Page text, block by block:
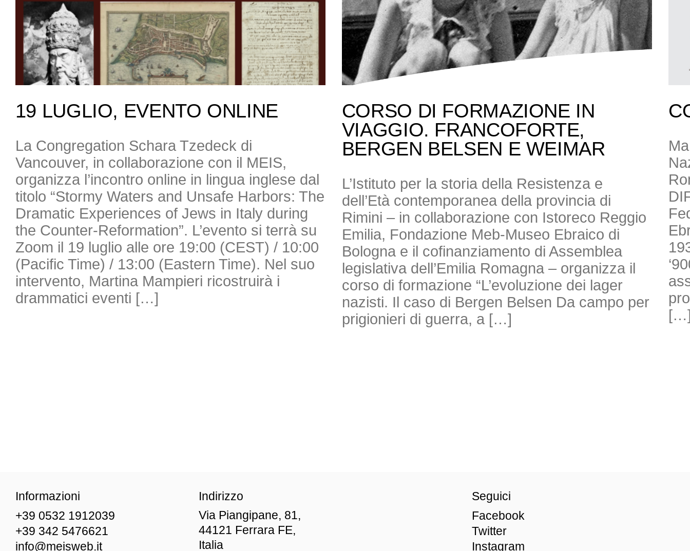
19 LUGLIO, EVENTO ONLINE
La Congregation Schara Tzedeck di
Vancouver, in collaborazione con il MEIS,
organizza l’incontro online in lingua inglese dal
titolo “Stormy Waters and Unsafe Harbors: The
Dramatic Experiences of Jews in Italy during
the Counter-Reformation”. L’evento si terrà su
Zoom il 19 luglio alle ore 19:00 (CEST) / 10:00
(Pacific Time) / 13:00 (Eastern Time). Nel suo
intervento, Martina Mampieri ricostruirà i
drammatici eventi […]
CORSO DI FORMAZIONE IN
VIAGGIO. FRANCOFORTE,
BERGEN BELSEN E WEIMAR
L’Istituto per la storia della Resistenza e
dell’Età contemporanea della provincia di
Rimini – in collaborazione con Istoreco Reggio
Emilia, Fondazione Meb-Museo Ebraico di
Bologna e il cofinanziamento di Assemblea
legislativa dell’Emilia Romagna – organizza il
corso di formazione “L’evoluzione dei lager
nazisti. Il caso di Bergen Belsen Da campo per
prigionieri di guerra, a […]
Informazioni
+39 0532 1912039
+39 342 5476621
info@meisweb.it
Indirizzo
Via Piangipane, 81,
44121 Ferrara FE,
Italia
Seguici
Facebook
Twitter
Instagram